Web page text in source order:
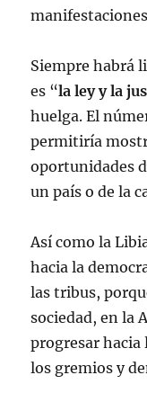
Siempre habrá
es “la ley y la
huelga. El
permitiría
oportunidades
un país o de la
Así como la
hacia la
las tribus,
sociedad, en la
progresar hacia
los gremios y